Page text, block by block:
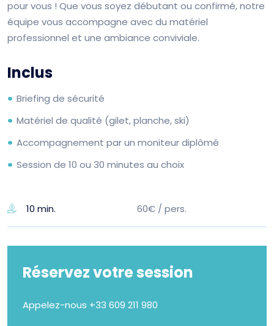
pour vous ! Que vous soyez débutant ou confirmé, notre
équipe vous accompagne avec du matériel
professionnel et une ambiance conviviale.
Inclus
Briefing de sécurité
Matériel de qualité (gilet, planche, ski)
Accompagnement par un moniteur diplômé
Session de 10 ou 30 minutes au choix
10 min. 60€ / pers.
Réservez votre session
Appelez-nous +33 609 211 980